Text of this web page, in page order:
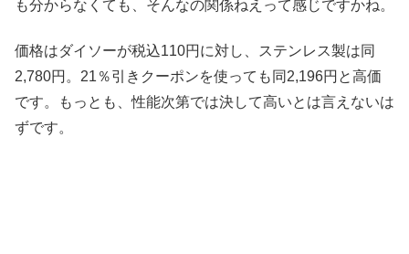
も分からなくても、そんなの関係ねえって感じですかね。
価格はダイソーが税込110円に対し、ステンレス製は同
2,780円。21％引きクーポンを使っても同2,196円と高価
です。もっとも、性能次第では決して高いとは言えないは
ずです。